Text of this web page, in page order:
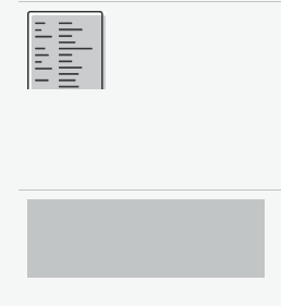
Daha fazla
Daha fazla